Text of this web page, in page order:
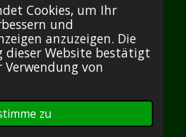
Cookies, um Ihr
und
anzuzeigen. Die
Website bestätigt
von
zu